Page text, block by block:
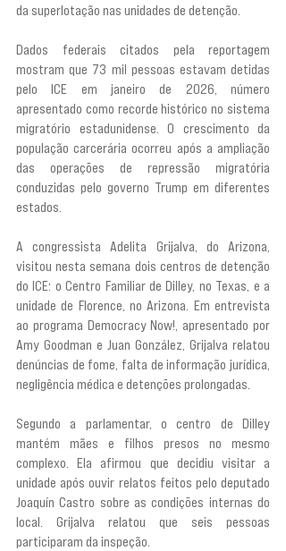
da superlotação nas unidades de detenção.
Dados federais citados pela reportagem
mostram que 73 mil pessoas estavam detidas
pelo ICE em janeiro de 2026, número
apresentado como recorde histórico no sistema
migratório estadunidense. O crescimento da
população carcerária ocorreu após a ampliação
das operações de repressão migratória
conduzidas pelo governo Trump em diferentes
estados.
A congressista Adelita Grijalva, do Arizona,
visitou nesta semana dois centros de detenção
do ICE: o Centro Familiar de Dilley, no Texas, e a
unidade de Florence, no Arizona. Em entrevista
ao programa Democracy Now!, apresentado por
Amy Goodman e Juan González, Grijalva relatou
denúncias de fome, falta de informação jurídica,
negligência médica e detenções prolongadas.
Segundo a parlamentar, o centro de Dilley
mantém mães e filhos presos no mesmo
complexo. Ela afirmou que decidiu visitar a
unidade após ouvir relatos feitos pelo deputado
Joaquín Castro sobre as condições internas do
local. Grijalva relatou que seis pessoas
participaram da inspeção.